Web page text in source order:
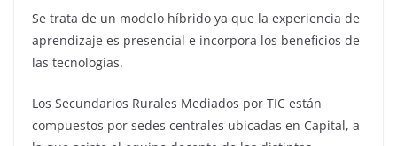
Se trata de un modelo híbrido ya que la experiencia de
aprendizaje es presencial e incorpora los beneficios de
las tecnologías.
Los Secundarios Rurales Mediados por TIC están
compuestos por sedes centrales ubicadas en Capital, a